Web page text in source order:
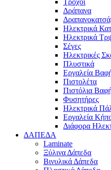
Δράπανα
Ηλεκτρικά
Ηλεκτρικά
Σέγες
Ηλεκτρικές
Πλυστικά
Εργαλεία
Πιστολέτα
Πιστόλια
Φυσητήρες
Ηλεκτρικά
Εργαλεία
Διάφορα
ΔΑΠΕΔΑ
Laminate
Ξύλινα Δάπεδα
Βινυλικά Δάπεδα